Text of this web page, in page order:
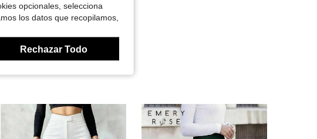
opcionales, selecciona
los datos que recopilamos,
Rechazar Todo